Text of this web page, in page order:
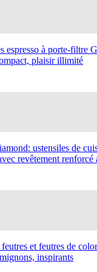
espresso à porte-filtre
plaisir illimité
ustensiles de
revêtement renforcé
et feutres de
inspirants